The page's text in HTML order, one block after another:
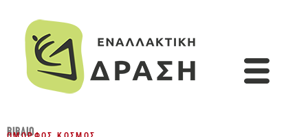
ΒΙΒΛΊΟ